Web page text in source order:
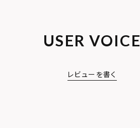
USER VOICE
レビューを書く